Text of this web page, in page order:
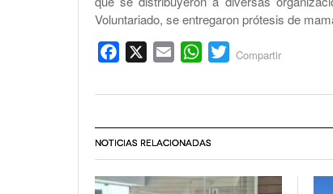
Voluntariado, se entregaron prótesis de
Facebook Email WhatsApp
Twitter
Compartir
NOTICIAS RELACIONADAS